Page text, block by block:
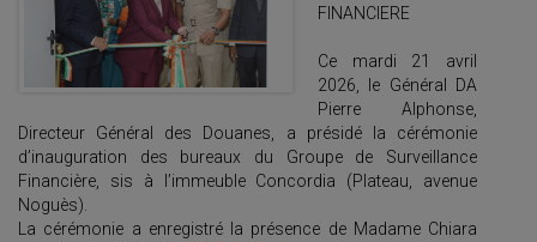
FINANCIERE
Ce mardi 21 avril
2026, le Général DA
Pierre Alphonse,
Directeur Général des Douanes, a présidé la cérémonie
d’inauguration des bureaux du Groupe de Surveillance
Financière, sis à l’immeuble Concordia (Plateau, avenue
Noguès).
La cérémonie a enregistré la présence de Madame Chiara